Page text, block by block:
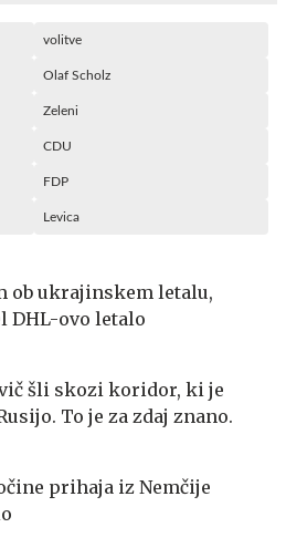
volitve
Olaf Scholz
Zeleni
CDU
FDP
Levica
ob ukrajinskem letalu,
DHL-ovo letalo
šli skozi koridor, ki je
To je za zdaj znano.
prihaja iz Nemčije